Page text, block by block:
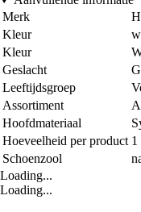
Merk
Kleur
Kleur
Geslacht
Leeftijdsgroep
Assortiment
Hoofdmateriaal
Hoeveelheid per product 1
Schoenzool
Loading...
Loading...